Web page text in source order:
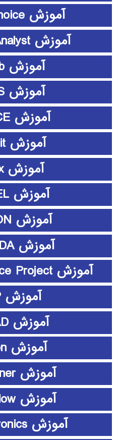
آموزش expert choice
آموزش Frontier Analyst
آموزش github
آموزش HFSS
آموزش HSPICE
آموزش L-Edit
آموزش Latex
آموزش LISREL
آموزش LUMION
آموزش MAXQDA
آموزش Microsoft Office Project
آموزش PHP
آموزش PSCAD
آموزش python
آموزش rapidminer
آموزش ShowFlow
آموزش SimElectronics